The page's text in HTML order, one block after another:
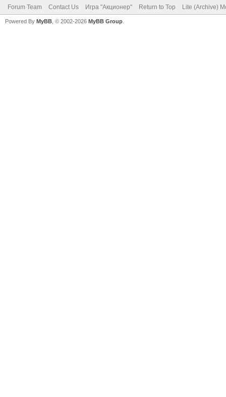
Forum Team Contact Us Игра "Акционер" Return to Top Lite (Archive)
Powered By MyBB , © 2002-2026 MyBB Group